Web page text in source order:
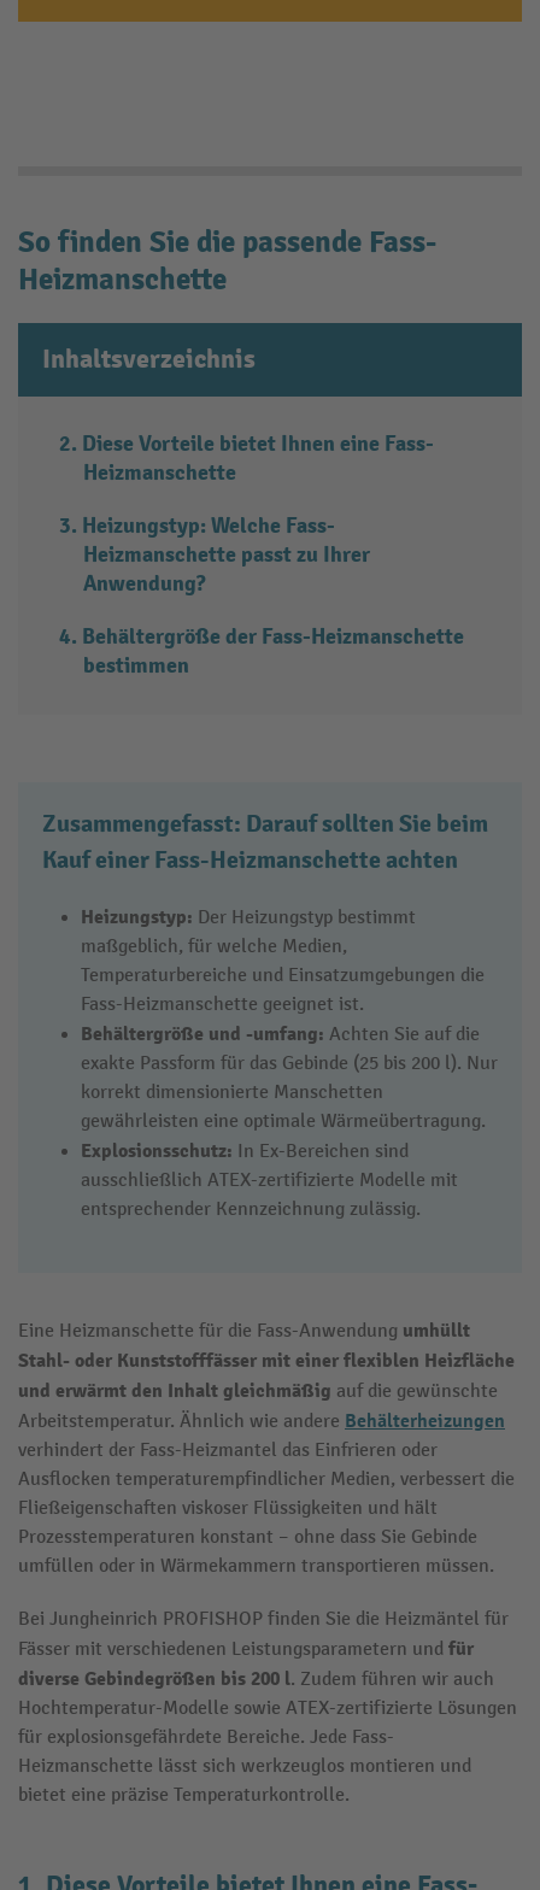
So finden Sie die passende Fass-
Heizmanschette
Inhaltsverzeichnis
Diese Vorteile bietet Ihnen eine Fass-
Heizmanschette
Heizungstyp: Welche Fass-
Heizmanschette passt zu Ihrer
Anwendung?
Behältergröße der Fass-Heizmanschette
bestimmen
Zusammengefasst: Darauf sollten Sie beim
Kauf einer Fass-Heizmanschette achten
Heizungstyp: Der Heizungstyp bestimmt
maßgeblich, für welche Medien,
Temperaturbereiche und Einsatzumgebungen die
Fass-Heizmanschette geeignet ist.
Behältergröße und -umfang: Achten Sie auf die
exakte Passform für das Gebinde (25 bis 200 l). Nur
korrekt dimensionierte Manschetten
gewährleisten eine optimale Wärmeübertragung.
Explosionsschutz: In Ex-Bereichen sind
ausschließlich ATEX-zertifizierte Modelle mit
entsprechender Kennzeichnung zulässig.
Eine Heizmanschette für die Fass-Anwendung umhüllt
Stahl- oder Kunststofffässer mit einer flexiblen Heizfläche
und erwärmt den Inhalt gleichmäßig auf die gewünschte
Arbeitstemperatur. Ähnlich wie andere Behälterheizungen
verhindert der Fass-Heizmantel das Einfrieren oder
Ausflocken temperaturempfindlicher Medien, verbessert die
Fließeigenschaften viskoser Flüssigkeiten und hält
Prozesstemperaturen konstant – ohne dass Sie Gebinde
umfüllen oder in Wärmekammern transportieren müssen.
Bei Jungheinrich PROFISHOP finden Sie die Heizmäntel für
Fässer mit verschiedenen Leistungsparametern und für
diverse Gebindegrößen bis 200 l. Zudem führen wir auch
Hochtemperatur-Modelle sowie ATEX-zertifizierte Lösungen
für explosionsgefährdete Bereiche. Jede Fass-
Heizmanschette lässt sich werkzeuglos montieren und
bietet eine präzise Temperaturkontrolle.